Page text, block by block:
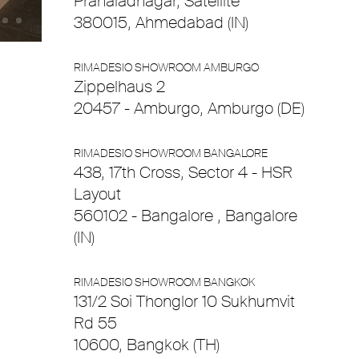
380015, Ahmedabad (IN)
RIMADESIO SHOWROOM AMBURGO
Zippelhaus 2
20457 - Amburgo, Amburgo (DE)
RIMADESIO SHOWROOM BANGALORE
438, 17th Cross, Sector 4 - HSR
Layout
560102 - Bangalore , Bangalore
(IN)
RIMADESIO SHOWROOM BANGKOK
131/2 Soi Thonglor 10 Sukhumvit
Rd 55
10600, Bangkok (TH)